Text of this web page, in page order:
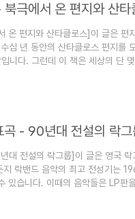
극에서 온 편지와 산타
온 편지와 산타클로스]​이 글은 편
십 년 동안의 산타클로스 편지를
니다. 그런데 이 책은 세상의 단
만한 따뜻한 사연이 들어 있습니
곡 - 90년대 전설의 락그
대 전설의 락그룹]이 글은 영국 락
락밴드 음악의 최고 전성기는
있습니다. 이때의 음악들은 LP판
년대 락그룹 중 축구 영웅 호날두